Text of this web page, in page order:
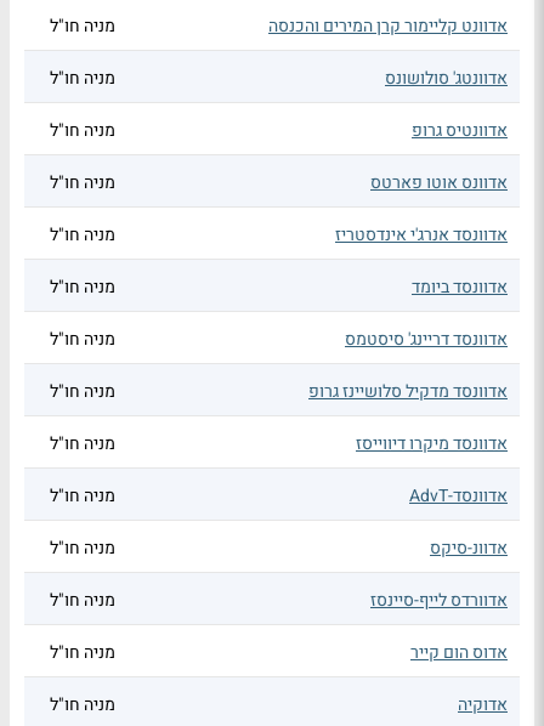
אדוונט קליימור קרן המירים והכנסה
מניה חו"ל
אדוונטג' סולושונס מניה חו"ל
אדוונטיס גרופ מניה חו"ל
אדוונס אוטו פארטס מניה חו"ל
אדוונסד אנרג'י אינדסטריז מניה חו"ל
אדוונסד ביומד מניה חו"ל
אדוונסד דריינג' סיסטמס מניה חו"ל
אדוונסד מדקיל סלושיינז גרופ מניה חו"ל
אדוונסד מיקרו דיווייסז מניה חו"ל
אדוונסד-AdvT מניה חו"ל
אדוונ-סיקס מניה חו"ל
אדוורדס לייף-סיינסז מניה חו"ל
אדוס הום קייר מניה חו"ל
אדוקיה מניה חו"ל